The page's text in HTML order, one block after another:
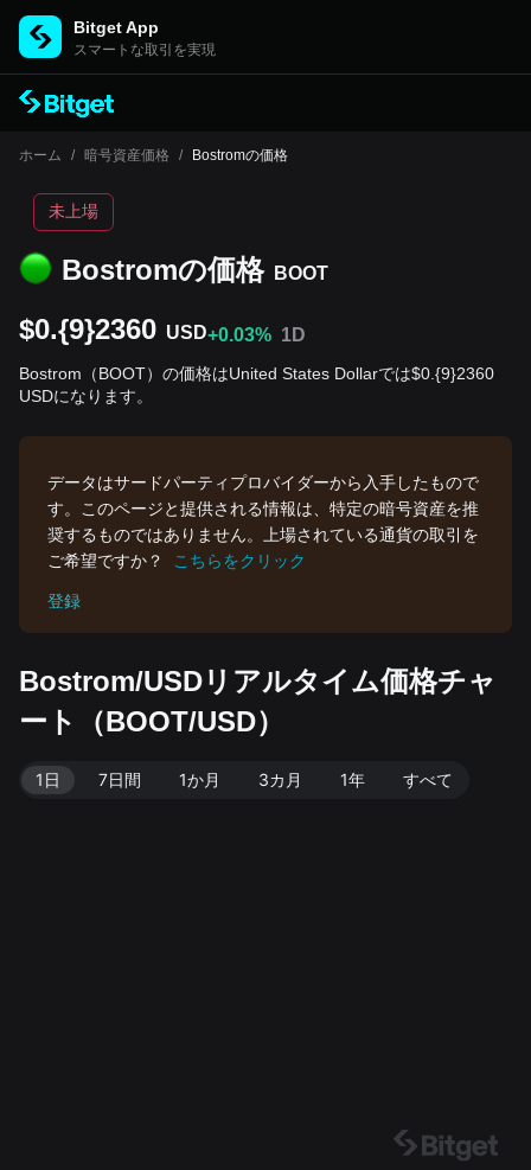
Bitget App
スマートな取引を実現
ホーム / 暗号資産価格 / Bostromの価格
Bostromの‌価格 BOOT
未上場
$0.{9}2360 USD+0.03% 1D
Bostrom（BOOT）の価格はUnited States Dollarでは$0.{9}2360
USDになります。
データはサードパーティプロバイダーから入手したもので
す。このページと提供される情報は、特定の暗号資産を推
奨するものではありません。上場されている通貨の取引を
ご希望ですか？
こちらをクリック
登録
Bostrom/USDリアルタイム価格チャ
ート（BOOT/USD）
1日 7日間 1か月 3カ月 1年 すべて